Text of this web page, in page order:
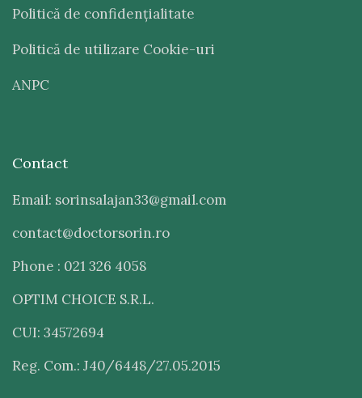
Politică de confidenţialitate
Politică de utilizare Cookie-uri
ANPC
Contact
Email: sorinsalajan33@gmail.com
contact@doctorsorin.ro
Phone : 021 326 4058
OPTIM CHOICE S.R.L.
CUI: 34572694
Reg. Com.: J40/6448/27.05.2015